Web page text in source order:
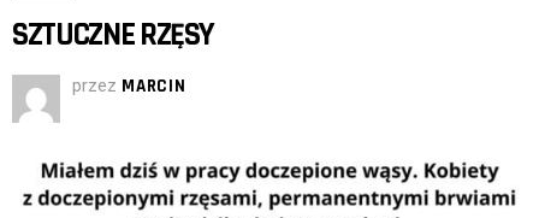
SZTUCZNE RZĘSY
przez MARCIN